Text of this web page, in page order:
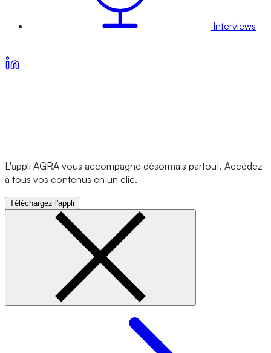
Interviews
L'appli AGRA vous accompagne désormais partout. Accédez
à tous vos contenus en un clic.
Téléchargez l'appli